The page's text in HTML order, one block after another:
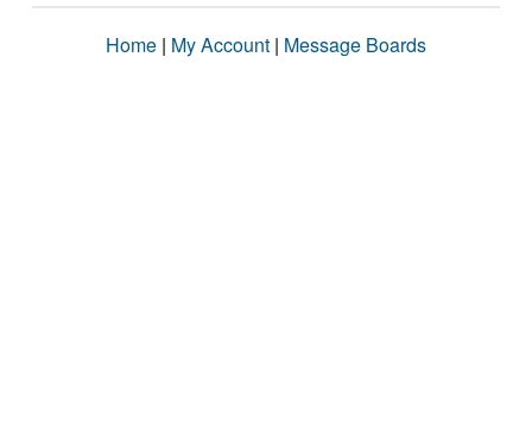
Home | My Account | Message Boards